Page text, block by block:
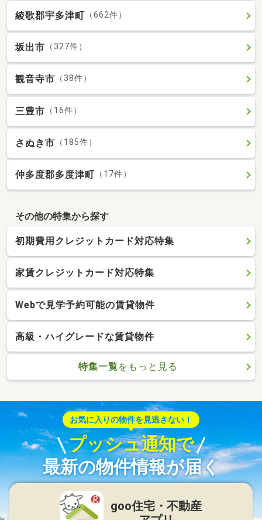
綾歌郡宇多津町 （662件）
坂出市 （327件）
観音寺市 （38件）
三豊市 （16件）
さぬき市 （185件）
仲多度郡多度津町 （17件）
その他の特集から探す
初期費用クレジットカード対応特集
家賃クレジットカード対応特集
Webで見学予約可能の賃貸物件
高級・ハイグレードな賃貸物件
特集一覧をもっと見る
お気に入りの物件を見逃さない！
プッシュ通知で
最新の物件情報が届く
goo住宅・不動産